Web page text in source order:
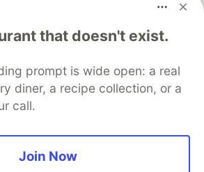
that doesn't exist.
prompt is wide open: a real
diner, a recipe collection, or a
call.
Join Now
manage your software career
DEV Help
Advertise on DEV
Database
DEV Shop
MLH
Privacy Policy
Terms of Use
open source software that powers
inclusive communities.